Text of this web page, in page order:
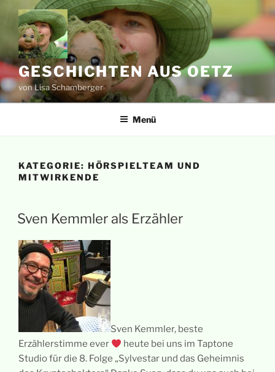
Zum
Inhalt
springen
GESCHICHTEN AUS OETZ
von Lisa Schamberger
Menü
KATEGORIE: HÖRSPIELTEAM UND
MITWIRKENDE
Sven Kemmler als Erzähler
Sven Kemmler, beste
Erzählerstimme ever
heute bei uns im Taptone
Studio für die 8. Folge „Sylvestar und das Geheimnis